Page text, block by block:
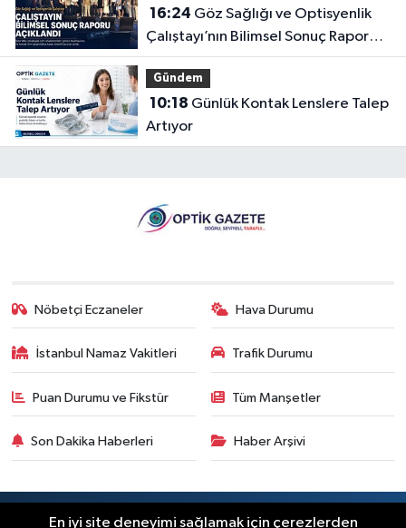
16:24
Çalıştayı’nın Bilimsel Sonuç Raporu
Açıklandı
Gündem
10:18
Artıyor
Nöbetçi Eczaneler Hava Durumu
İstanbul Namaz Vakitleri Trafik Durumu
Puan Durumu ve Fikstür Tüm Manşetler
Son Dakika Haberleri Haber Arşivi
RSS Copyright © 2026. Her hakkı saklıdır.
En iyi site deneyimi sağlamak için çerezlerden